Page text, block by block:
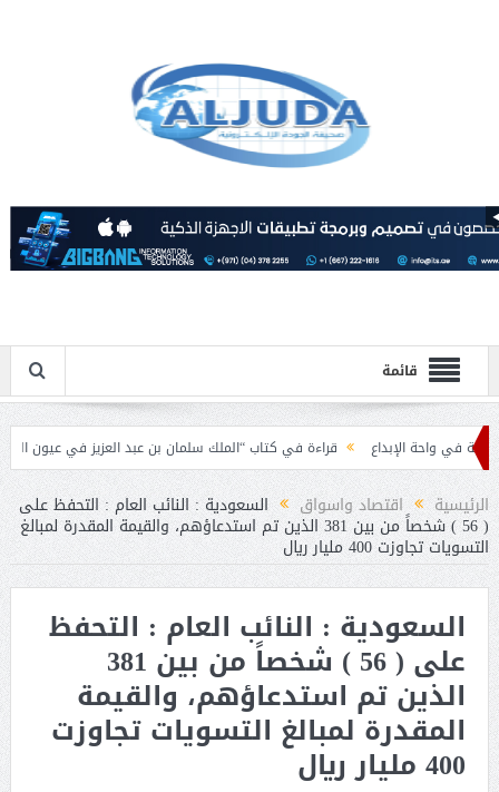
قائمة
الإبداع
قراءة في كتاب “الملك سلمان بن عبد العزيز في عيون الباحثين
بمناسبة عيد الفطرالرئيسية اقتصاد واسواق السعودية : النائب العام : التحفظ على
( 56 ) شخصاً من بين 381 الذين تم استدعاؤهم، والقيمة المقدرة لمبالغ
التسويات تجاوزت 400 مليار ريال
السعودية : النائب العام : التحفظ
على ( 56 ) شخصاً من بين 381
الذين تم استدعاؤهم، والقيمة
المقدرة لمبالغ التسويات تجاوزت
400 مليار ريال